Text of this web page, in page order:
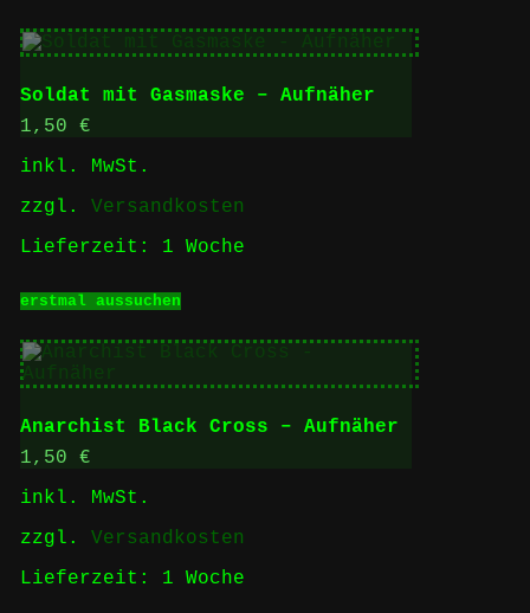
mehrere
Varianten
auf.
Die
Produktseite
werden
Soldat mit Gasmaske – Aufnäher
1,50 €
inkl. MwSt.
zzgl. Versandkosten
Lieferzeit: 1 Woche
erstmal aussuchenProdukt
mehrere
auf.
Die
Optionen
gewählt
Anarchist Black Cross – Aufnäher
1,50 €
inkl. MwSt.
zzgl. Versandkosten
Lieferzeit: 1 Woche